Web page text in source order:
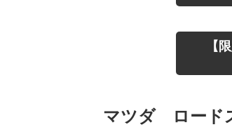
【
マツダ ロード